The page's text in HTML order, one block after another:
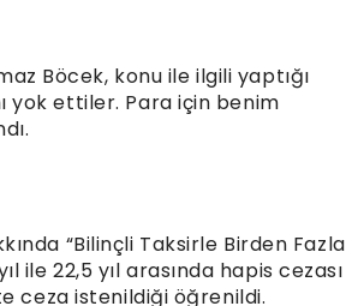
Böcek, konu ile ilgili yaptığı
yok ettiler. Para için benim
“Bilinçli Taksirle Birden Fazla
ile 22,5 yıl arasında hapis cezası
ceza istenildiği öğrenildi.